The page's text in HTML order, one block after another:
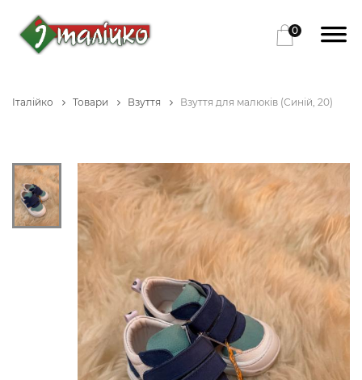
0
Італійко Товари Взуття Взуття для малюків (Синій, 20)